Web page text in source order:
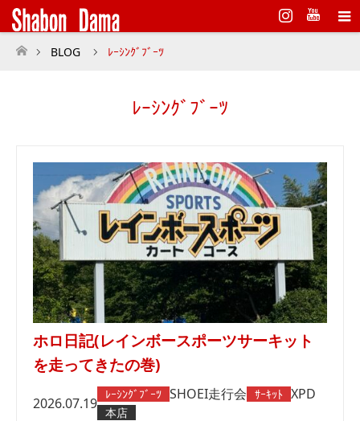
Instagram
ホーム
BLOG ﾚｰｼﾝｸﾞﾌﾞｰﾂ
ﾚｰｼﾝｸﾞﾌﾞｰﾂ
ホロ日記(レインボースポーツサーキット
を走ってきたの巻)
2026.07.19
ﾚｰｼﾝｸﾞﾌﾞｰﾂ SHOEI走行会 ｻｰｷｯﾄ XPD
本店